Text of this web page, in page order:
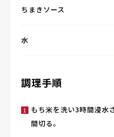
ちまきソース
水
調理手順
もち米を洗い3時間浸水
間切る。